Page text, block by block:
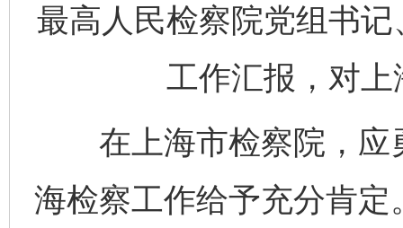
最高人民检察院党组书
工作汇报，对
在上海市检察院，应
海检察工作给予充分肯